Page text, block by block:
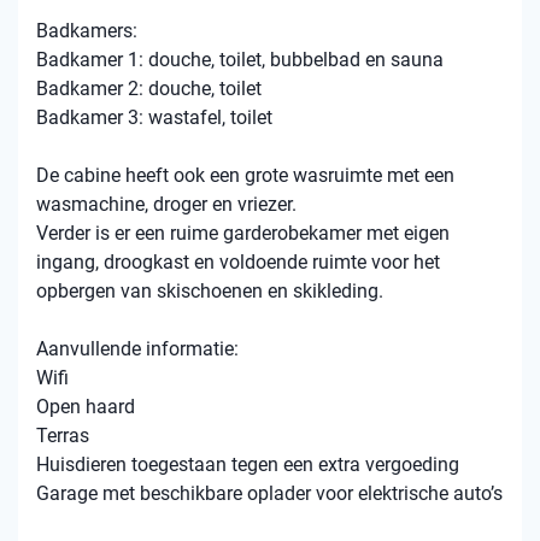
Badkamers:
Badkamer 1: douche, toilet, bubbelbad en sauna
Badkamer 2: douche, toilet
Badkamer 3: wastafel, toilet
De cabine heeft ook een grote wasruimte met een
wasmachine, droger en vriezer.
Verder is er een ruime garderobekamer met eigen
ingang, droogkast en voldoende ruimte voor het
opbergen van skischoenen en skikleding.
Aanvullende informatie:
Wifi
Open haard
Terras
Huisdieren toegestaan tegen een extra vergoeding
Garage met beschikbare oplader voor elektrische auto’s